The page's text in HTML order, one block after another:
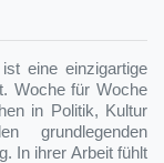
eine einzigartige
Woche für Woche
in Politik, Kultur
grundlegenden
In ihrer Arbeit fühlt